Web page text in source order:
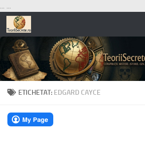
... ...
Skip to content
ETICHETAT: EDGARD CAYCE